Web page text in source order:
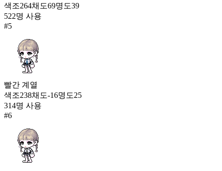
색조264채도69명도39
522명 사용
#5
빨간 계열
색조238채도-16명도25
314명 사용
#6